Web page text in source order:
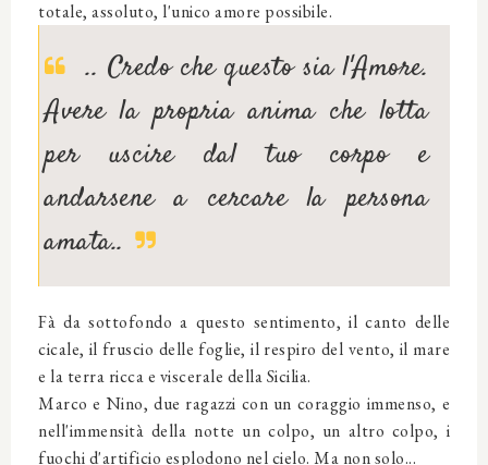
totale, assoluto, l'unico amore possibile.
.. Credo che questo sia l'Amore.
Avere la propria anima che lotta
per uscire dal tuo corpo e
andarsene a cercare la persona
amata..
Fà da sottofondo a questo sentimento, il canto delle
cicale, il fruscio delle foglie, il respiro del vento, il mare
e la terra ricca e viscerale della Sicilia.
Marco e Nino, due ragazzi con un coraggio immenso, e
nell'immensità della notte un colpo, un altro colpo, i
fuochi d'artificio esplodono nel cielo. Ma non solo...